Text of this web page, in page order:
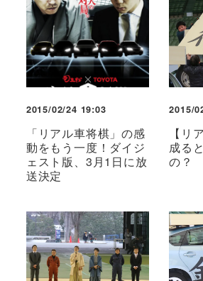
2015/02/24 19:03
「リアル車将棋」の感
動をもう一度！ダイジ
ェスト版、3月1日に放
送決定
2015/
【リ
成る
の？